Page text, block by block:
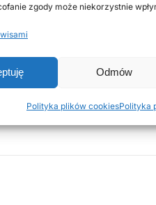
zgody może niekorzystnie
Odmów
Polityka plików cookiesPolityka
KGW Jastrzębice,
osób i instytucji – w
mieszkańcom i gościom
wydarzenie łączy